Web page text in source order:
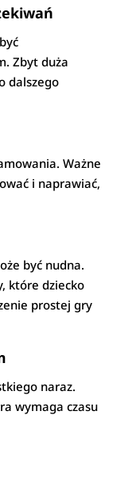
Zbyt duża
dalszego
Ważne
i naprawiać,
być nudna.
które dziecko
prostej gry
naraz.
wymaga czasu